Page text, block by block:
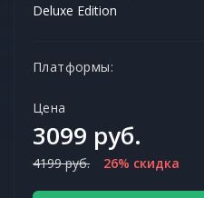
Deluxe Edition
Платформы:
Цена
3099 руб.
4199 руб. 26% скидка